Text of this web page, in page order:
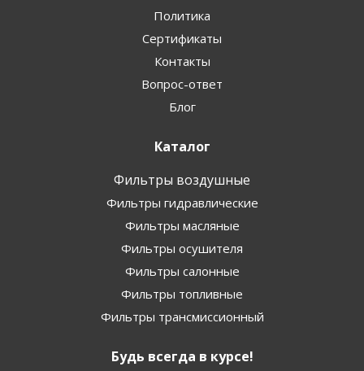
Политика
Сертификаты
Контакты
Вопрос-ответ
Блог
Каталог
Фильтры воздушные
Фильтры гидравлические
Фильтры масляные
Фильтры осушителя
Фильтры салонные
Фильтры топливные
Фильтры трансмиссионный
Будь всегда в курсе!